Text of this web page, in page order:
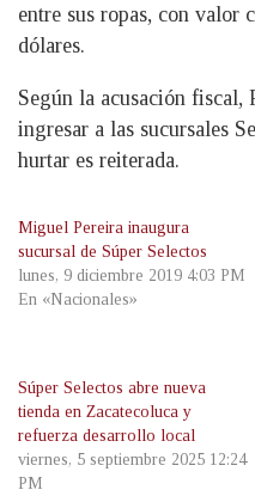
entre sus ropas, con valor
dólares.
Según la acusación fiscal,
ingresar a las sucursales
hurtar es reiterada.
Miguel Pereira inaugura
sucursal de Súper Selectos
lunes, 9 diciembre 2019 4:03 PM
En «Nacionales»
Súper Selectos abre nueva
tienda en Zacatecoluca y
refuerza desarrollo local
viernes, 5 septiembre 2025 12:24
PM